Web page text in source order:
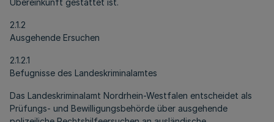
Übereinkunft gestattet ist.
2.1.2
Ausgehende Ersuchen
2.1.2.1
Befugnisse des Landeskriminalamtes
Das Landeskriminalamt Nordrhein-Westfalen entscheidet als
Prüfungs- und Bewilligungsbehörde über ausgehende